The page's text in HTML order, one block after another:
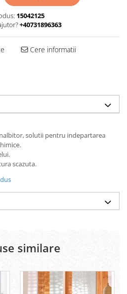
15042125
+40731896363
Cere informatii
solutii pentru indepartarea
scazuta.
similare